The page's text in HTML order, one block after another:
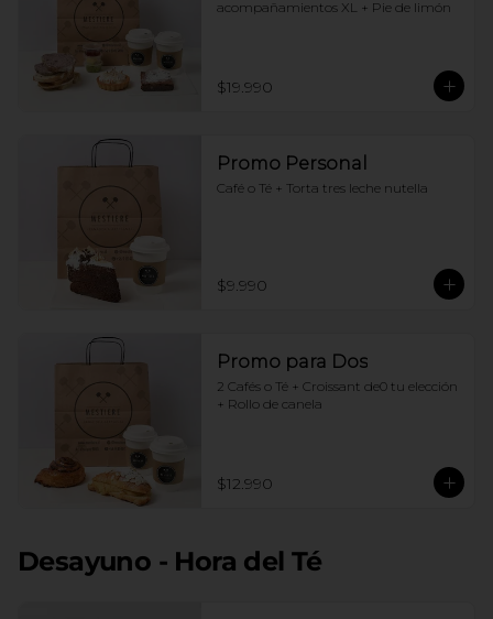
acompañamientos XL + Pie de limón
$19.990
Promo Personal
Café o Té + Torta tres leche nutella
$9.990
Promo para Dos
2 Cafés o Té + Croissant de0 tu elección
+ Rollo de canela
$12.990
Desayuno - Hora del Té